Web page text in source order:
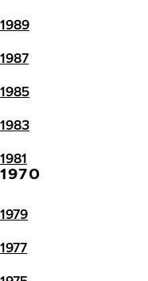
1989
1987
1985
1983
1981
1970
1979
1977